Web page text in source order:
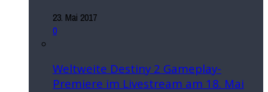
23. Mai 2017
0
Weltweite Destiny 2 Gameplay-
Premiere im Livestream am 18. Mai